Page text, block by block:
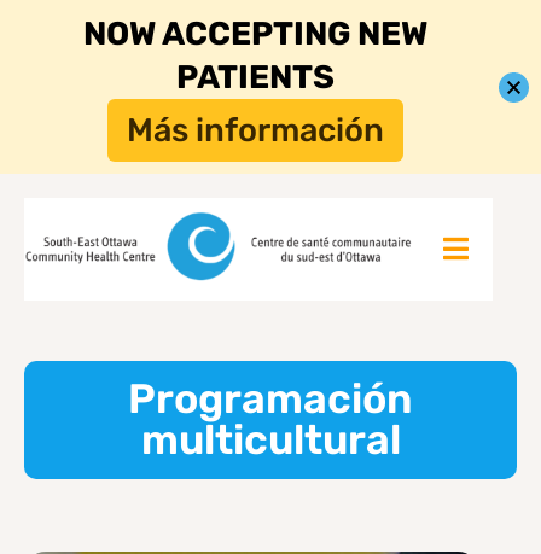
Programación
multicultural
NOW ACCEPTING NEW
PATIENTS
Más información